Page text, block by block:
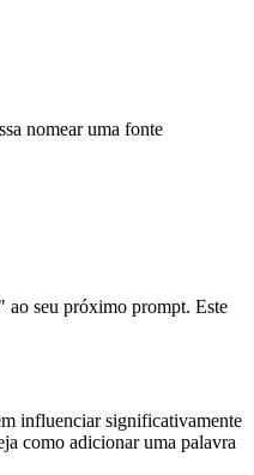
nomear uma fonte
ao seu próximo prompt. Este
influenciar significativamente
como adicionar uma palavra